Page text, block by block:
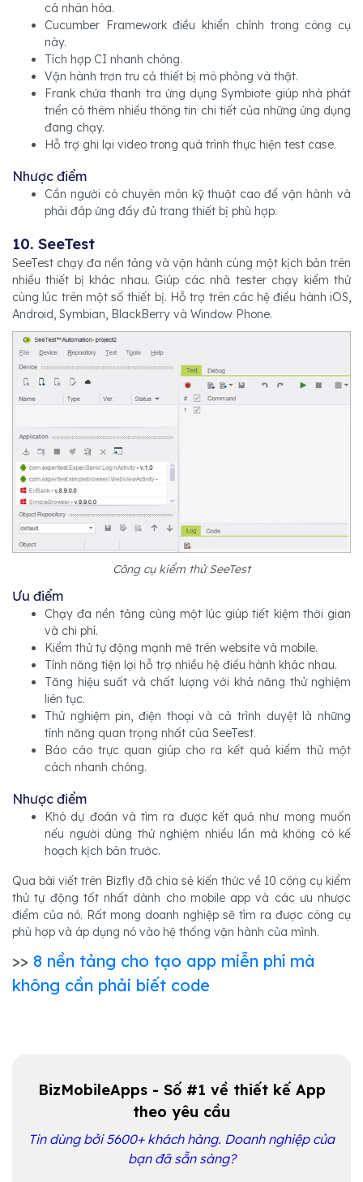
cá nhân hóa.
Cucumber Framework điều khiển chính trong công cụ
này.
Tích hợp CI nhanh chóng.
Vận hành trơn tru cả thiết bị mô phỏng và thật.
Frank chứa thanh tra ứng dụng Symbiote giúp nhà phát
triển có thêm nhiều thông tin chi tiết của những ứng dụng
đang chạy.
Hỗ trợ ghi lại video trong quá trình thực hiện test case.
Nhược điểm
Cần người có chuyên môn kỹ thuật cao để vận hành và
phải đáp ứng đầy đủ trang thiết bị phù hợp.
10. SeeTest
SeeTest chạy đa nền tảng và vận hành cùng một kịch bản trên
nhiều thiết bị khác nhau. Giúp các nhà tester chạy kiểm thử
cùng lúc trên một số thiết bị. Hỗ trợ trên các hệ điều hành iOS,
Android, Symbian, BlackBerry và Window Phone.
Công cụ kiểm thử SeeTest
Ưu điểm
Chạy đa nền tảng cùng một lúc giúp tiết kiệm thời gian
và chi phí.
Kiểm thử tự động mạnh mẽ trên website và mobile.
Tính năng tiện lợi hỗ trợ nhiều hệ điều hành khác nhau.
Tăng hiệu suất và chất lượng với khả năng thử nghiệm
liên tục.
Thử nghiệm pin, điện thoại và cả trình duyệt là những
tính năng quan trọng nhất của SeeTest.
Báo cáo trực quan giúp cho ra kết quả kiểm thử một
cách nhanh chóng.
Nhược điểm
Khó dự đoán và tìm ra được kết quả như mong muốn
nếu người dùng thử nghiệm nhiều lần mà không có kế
hoạch kịch bản trước.
Qua bài viết trên Bizfly đã chia sẻ kiến thức về 10 công cụ kiểm
thử tự động tốt nhất dành cho mobile app và các ưu nhược
điểm của nó. Rất mong doanh nghiệp sẽ tìm ra được công cụ
phù hợp và áp dụng nó vào hệ thống vận hành của mình.
>> 8 nền tảng cho tạo app miễn phí mà
không cần phải biết code
BizMobileApps - Số #1 về thiết kế App
theo yêu cầu
Tin dùng bởi 5600+ khách hàng. Doanh nghiệp của
bạn đã sẵn sàng?